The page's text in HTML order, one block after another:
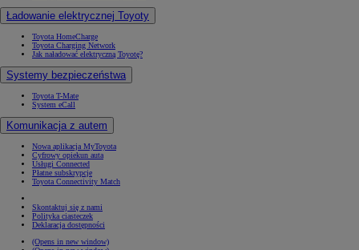
Ładowanie elektrycznej Toyoty
Toyota HomeCharge
Toyota Charging Network
Jak naładować elektryczną Toyotę?
Systemy bezpieczeństwa
Toyota T-Mate
System eCall
Komunikacja z autem
Nowa aplikacja MyToyota
Cyfrowy opiekun auta
Usługi Connected
Płatne subskrypcje
Toyota Connectivity Match
Skontaktuj się z nami
Polityka ciasteczek
Deklaracja dostępności
(Opens in new window)